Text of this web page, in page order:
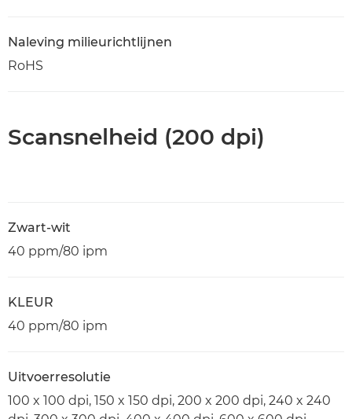
Naleving milieurichtlijnen
RoHS
Scansnelheid (200 dpi)
Zwart-wit
40 ppm/80 ipm
KLEUR
40 ppm/80 ipm
Uitvoerresolutie
100 x 100 dpi, 150 x 150 dpi, 200 x 200 dpi, 240 x 240